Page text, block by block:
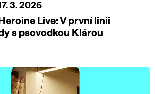
3. 2026
Live: V první linii
s psovodkou Klárou